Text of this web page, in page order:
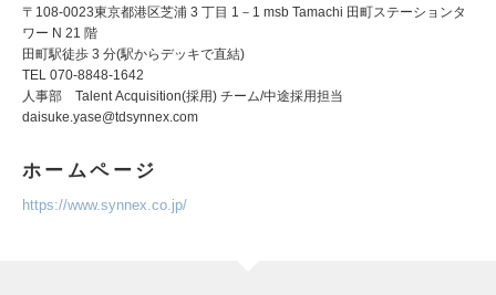
〒108-0023東京都港区芝浦 3 丁目 1－1 msb Tamachi 田町ステーションタ
ワー N 21 階
田町駅徒歩 3 分(駅からデッキで直結)
TEL 070-8848-1642
人事部 Talent Acquisition(採用) チーム/中途採用担当
daisuke.yase@tdsynnex.com
ホームページ
https://www.synnex.co.jp/